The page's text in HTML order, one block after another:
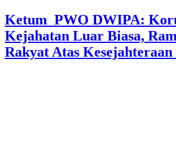
Ketum PWO DWIPA:
Kejahatan Luar Biasa,
Rakyat Atas Kesejahteraan